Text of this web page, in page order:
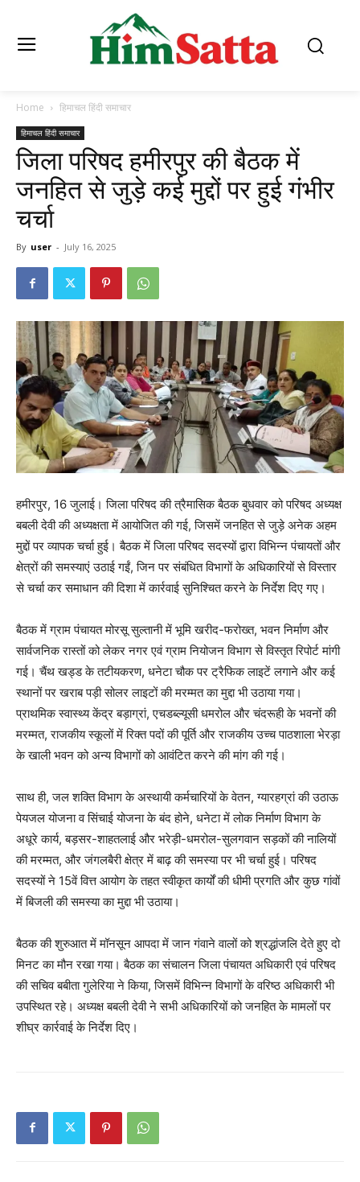
News Week
Magazine PRO
Home हिमाचल हिंदी समाचार
हिमाचल हिंदी समाचार
जिला परिषद हमीरपुर की बैठक में
जनहित से जुड़े कई मुद्दों पर हुई गंभीर
चर्चा
By user - July 16, 2025
हमीरपुर, 16 जुलाई। जिला परिषद की त्रैमासिक बैठक बुधवार को परिषद अध्यक्ष
बबली देवी की अध्यक्षता में आयोजित की गई, जिसमें जनहित से जुड़े अनेक अहम
मुद्दों पर व्यापक चर्चा हुई। बैठक में जिला परिषद सदस्यों द्वारा विभिन्न पंचायतों और
क्षेत्रों की समस्याएं उठाई गईं, जिन पर संबंधित विभागों के अधिकारियों से विस्तार
से चर्चा कर समाधान की दिशा में कार्रवाई सुनिश्चित करने के निर्देश दिए गए।
बैठक में ग्राम पंचायत मोरसू सुल्तानी में भूमि खरीद-फरोख्त, भवन निर्माण और
सार्वजनिक रास्तों को लेकर नगर एवं ग्राम नियोजन विभाग से विस्तृत रिपोर्ट मांगी
गई। चैंथ खड्ड के तटीयकरण, धनेटा चौक पर ट्रैफिक लाइटें लगाने और कई
स्थानों पर खराब पड़ी सोलर लाइटों की मरम्मत का मुद्दा भी उठाया गया।
प्राथमिक स्वास्थ्य केंद्र बड़ाग्रां, एचडब्ल्यूसी धमरोल और चंदरूही के भवनों की
मरम्मत, राजकीय स्कूलों में रिक्त पदों की पूर्ति और राजकीय उच्च पाठशाला भेरड़ा
के खाली भवन को अन्य विभागों को आवंटित करने की मांग की गई।
साथ ही, जल शक्ति विभाग के अस्थायी कर्मचारियों के वेतन, ग्यारहग्रां की उठाऊ
पेयजल योजना व सिंचाई योजना के बंद होने, धनेटा में लोक निर्माण विभाग के
अधूरे कार्य, बड़सर-शाहतलाई और भरेड़ी-धमरोल-सुलगवान सड़कों की नालियों
की मरम्मत, और जंगलबैरी क्षेत्र में बाढ़ की समस्या पर भी चर्चा हुई। परिषद
सदस्यों ने 15वें वित्त आयोग के तहत स्वीकृत कार्यों की धीमी प्रगति और कुछ गांवों
में बिजली की समस्या का मुद्दा भी उठाया।
बैठक की शुरुआत में मॉनसून आपदा में जान गंवाने वालों को श्रद्धांजलि देते हुए दो
मिनट का मौन रखा गया। बैठक का संचालन जिला पंचायत अधिकारी एवं परिषद
की सचिव बबीता गुलेरिया ने किया, जिसमें विभिन्न विभागों के वरिष्ठ अधिकारी भी
उपस्थित रहे। अध्यक्ष बबली देवी ने सभी अधिकारियों को जनहित के मामलों पर
शीघ्र कार्रवाई के निर्देश दिए।